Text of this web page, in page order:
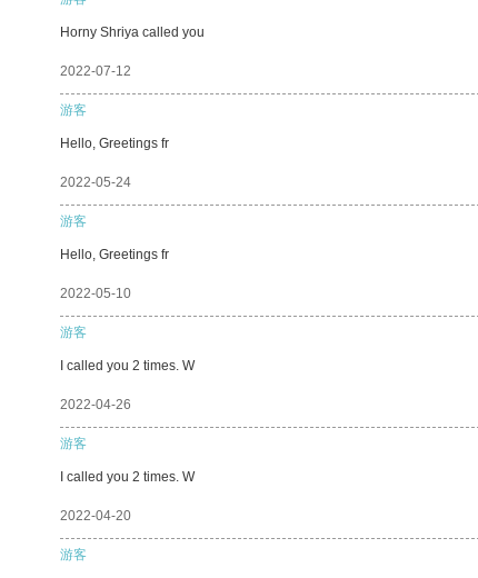
Horny Shriya called you
2022-07-12
游客
Hello, Greetings fr
2022-05-24
游客
Hello, Greetings fr
2022-05-10
游客
I called you 2 times. W
2022-04-26
游客
I called you 2 times. W
2022-04-20
游客